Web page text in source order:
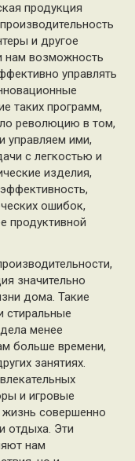
продукция
и другое
нам возможность
управлять
таких программ,
революцию в том,
управляем ими,
с легкостью и
изделия,
ошибок,
продуктивной
значительно
дома. Такие
стиральные
менее
больше времени,
занятиях.
и игровые
жизнь совершенно
отдыха. Эти
нам